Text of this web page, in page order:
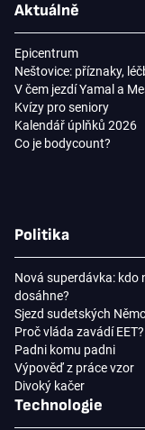
Aktuálně
Epicentrum
Neštovice: příznaky,
V čem jezdí Yamal a
Kvízy pro seniory
Kalendář úplňků 2026
Co je bodycount?
Politika
Nová superdávka: kdo
dosáhne?
Sjezd sudetských
Proč vláda zavádí EET?
Padni komu padni
Výpověď z práce vzor
Divoký kačer
Technologie